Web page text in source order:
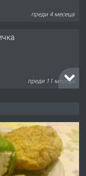
преди 4 месеца
преди 11 месеца
преди 1 година